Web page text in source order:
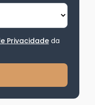
Privacidadeda